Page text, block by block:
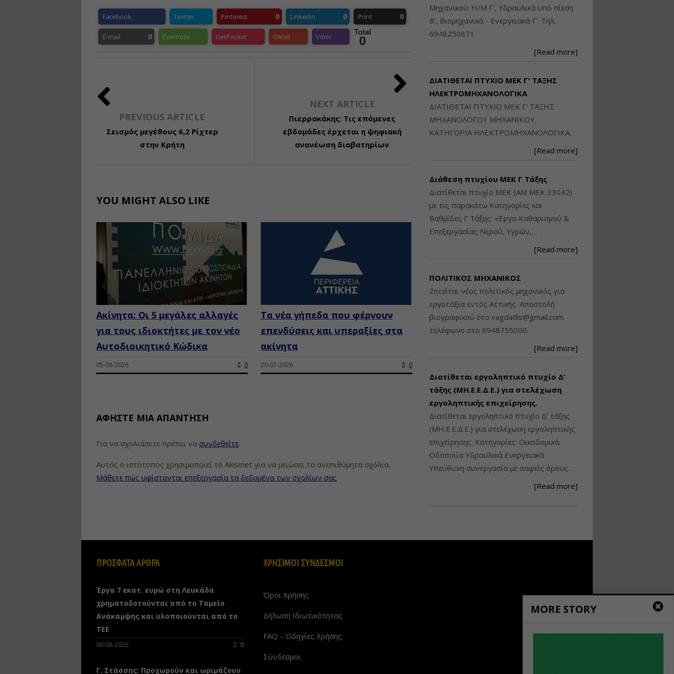
Facebook Twitter Pinterest 0 Linkedin 0 Print 0
E-mail 0 Evernote GetPocket GMail Viber
Total
0
PREVIOUS ARTICLE
Σεισμός μεγέθους 6,2 Ρίχτερ
στην Κρήτη
NEXT ARTICLE
Πιερρακάκης: Τις επόμενες
εβδομάδες έρχεται η ψηφιακή
ανανέωση διαβατηρίων
YOU MIGHT ALSO LIKE
Ακίνητα: Οι 5 μεγάλες αλλαγές
για τους ιδιοκτήτες με τον νέο
Αυτοδιοικητικό Κώδικα
05-08-2026 0
Τα νέα γήπεδα που φέρνουν
επενδύσεις και υπεραξίες στα
ακίνητα
20-07-2026 0
ΑΦΉΣΤΕ ΜΙΑ ΑΠΆΝΤΗΣΗ
Για να σχολιάσετε πρέπει να συνδεθείτε.
Αυτός ο ιστότοπος χρησιμοποιεί το Akismet για να μειώσει τα ανεπιθύμητα σχόλια.
Μάθετε πώς υφίστανται επεξεργασία τα δεδομένα των σχολίων σας.
Μηχανικού: Η/Μ Γ', Υδραυλικά υπό πίεση
Β', Βιομηχανικά - Ενεργειακά Γ'. Τηλ:
6948250871
[Read more]
ΔΙΑΤΙΘΕΤΑΙ ΠΤΥΧΙΟ ΜΕΚ Γ' ΤΑΞΗΣ
ΗΛΕΚΤΡΟΜΗΧΑΝΟΛΟΓΙΚΑ
ΔΙΑΤΙΘΕΤΑΙ ΠΤΥΧΙΟ ΜΕΚ Γ' ΤΑΞΗΣ
ΜΗΧΑΝΟΛΟΓΟΥ ΜΗΧΑΝΙΚΟΥ.
ΚΑΤΗΓΟΡΙΑ ΗΛΕΚΤΡΟΜΗΧΑΝΟΛΟΓΙΚΑ.
[Read more]
Διάθεση πτυχίου ΜΕΚ Γ Τάξης
Διατίθεται πτυχίο ΜΕΚ (ΑΜ ΜΕΚ 33042)
με τις παρακάτω Κατηγορίες και
Βαθμίδες Γ Τάξης: «Έργα Καθαρισμού &
Επεξεργασίας Νερού, Υγρών,…
[Read more]
ΠΟΛΙΤΙΚΟΣ ΜΗΧΑΝΙΚΟΣ
Ζητείται νέος πολιτικός μηχανικός για
εργοτάξια εντός Αττικής. Αποστολή
βιογραφικού στο vagdatlis@gmail.com
τηλέφωνο στο 6948755000.
[Read more]
Διατίθεται εργοληπτικό πτυχίο Δ’
τάξης (ΜΗ.Ε.Ε.Δ.Ε.) για στελέχωση
εργοληπτικής επιχείρησης.
Διατίθεται εργοληπτικό πτυχίο Δ’ τάξης
(ΜΗ.Ε.Ε.Δ.Ε.) για στελέχωση εργοληπτικής
επιχείρησης. Κατηγορίες: Οικοδομικά
Οδοποιία Υδραυλικά Ενεργειακά
Υπεύθυνη συνεργασία με σαφείς όρους…
[Read more]
MORE STORY
ΠΡΟΣΦΑΤΑ ΑΡΘΡΑ
Έργα 7 εκατ. ευρώ στη Λευκάδα
χρηματοδοτούνται από το Ταμείο
Ανάκαμψης και υλοποιούνται από το
ΤΕΕ
06-08-2026 0
Γ. Στάσσης: Προχωρούν και ωριμάζουν
ΧΡΗΣΙΜΟΙ ΣΥΝΔΕΣΜΟΙ
Όροι Χρήσης
Δήλωση Ιδιωτικότητας
FAQ – Οδηγίες Χρήσης
Σύνδεσμοι
Ταυτότητα Κτιρίου/
και Πράξη (2024)
Πολεοδομικού
Σχεδιασμού Εντός
Ορίων Πόλεων και
Οικισμών και Εκτός
Εισηγήτρια:
Τιμή από: €145.00
Διάρκεια: 8 ώρες
τεχνολογίας
φωτισμού LED και
Εισηγητής:Στέφανος Τουλόγλου
Τιμή από: €190.00
Διάρκεια: 12 ώρες
Εκπόνηση Τοπικών και
Εισηγητής:
Τιμή από: €130.00
Διάρκεια: 6 ώρες
Επίβλεψη Δημοσίων
Έργων με τον
Ν.4782/2021
Διάρκεια: 18 ώρες
φωτοβολταϊκών
συστημάτων για
αυτοπαραγωγή (Net-